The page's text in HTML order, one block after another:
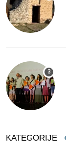
KATEGORIJE